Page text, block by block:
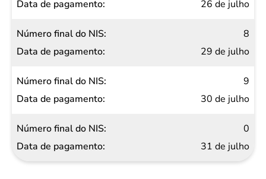
26 de julho
8
29 de julho
9
30 de julho
0
31 de julho